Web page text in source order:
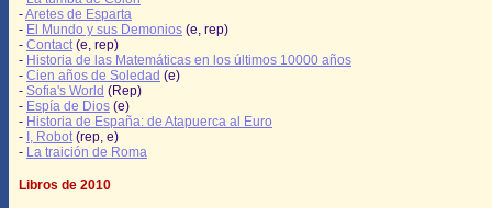
-Aretes de Esparta
- El Mundo y sus Demonios (e, rep)
- Contact (e, rep)
- Historia de las Matemáticas en los últimos 10000 años
- Cien años de Soledad (e)
- Sofia's World (Rep)
- Espía de Dios (e)
- Historia de España: de Atapuerca al Euro
- I, Robot (rep, e)
- La traición de Roma
Libros de 2010